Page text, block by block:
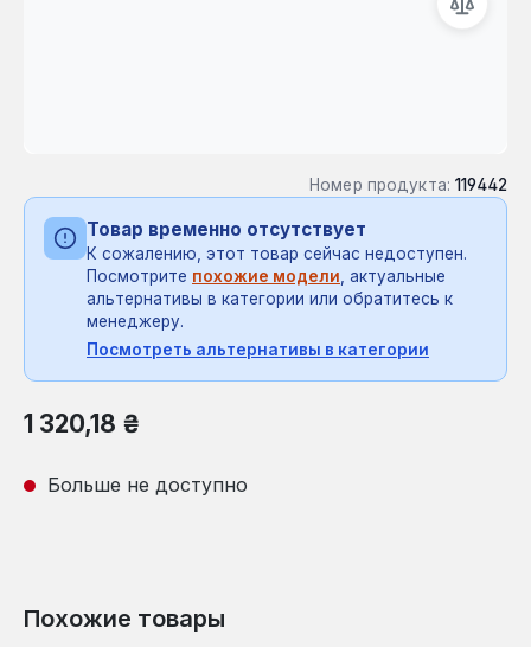
Номер продукта: 119442
Товар временно отсутствует
К сожалению, этот товар сейчас недоступен.
Посмотрите похожие модели, актуальные
альтернативы в категории или обратитесь к
менеджеру.
Посмотреть альтернативы в категории
Обычная цена:
1 320,18 ₴
Больше не доступно
Похожие товары